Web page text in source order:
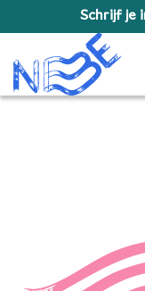
Schrijf je